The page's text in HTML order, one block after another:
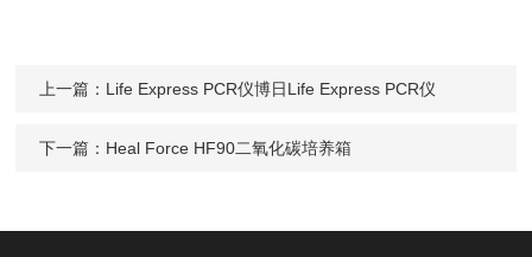
上一篇： Life Express PCR仪博日Life Express PCR仪
下一篇： Heal Force HF90二氧化碳培养箱